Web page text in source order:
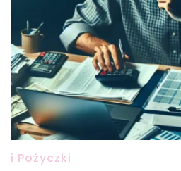
i Pożyczki